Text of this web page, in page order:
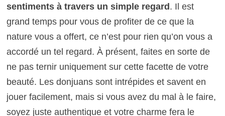
sentiments à travers un simple regard. Il est
grand temps pour vous de profiter de ce que la
nature vous a offert, ce n’est pour rien qu’on vous a
accordé un tel regard. À présent, faites en sorte de
ne pas ternir uniquement sur cette facette de votre
beauté. Les donjuans sont intrépides et savent en
jouer facilement, mais si vous avez du mal à le faire,
soyez juste authentique et votre charme fera le